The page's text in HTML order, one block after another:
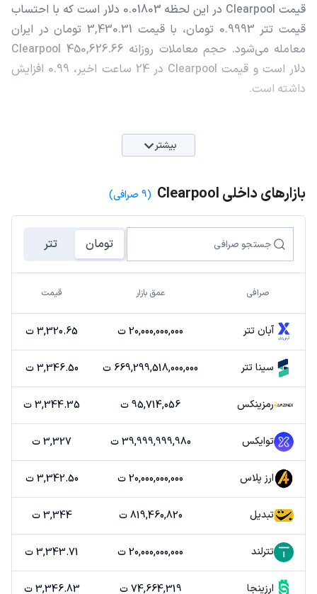
قیمت Clearpool در این لحظه 0.01803 دلار است که با احتساب
قیمت تتر 0.9993 تومان، با قیمت 3,430.31 تومان در ایران
معامله می‌شود. حجم معاملات روزانه Clearpool 450,626.66
دلار است و قیمت Clearpool در 24 ساعت اخیر، 0.99 افزایش
داشته است.
بیشتر
بازارهای داخلی Clearpool (9 صرافی)
تومان تتر
صرافی عمق بازار قیمت
آبان تتر 20,000,000,000 ت 3,320.65 ت
سینا تتر 669,299,518,000,000 ت 3,346.50 ت
رمزینکس 95,714,056 ت 3,344.35 ت
توایکس 39,999,999,980 ت 3,327 ت
ارز پلاس 20,000,000,000 ت 3,342.50 ت
تبدیل 819,460,820 ت 3,344 ت
تترلند 20,000,000,000 ت 3,343.71 ت
ارزینجا 74,664,319 ت 3,346.83 ت